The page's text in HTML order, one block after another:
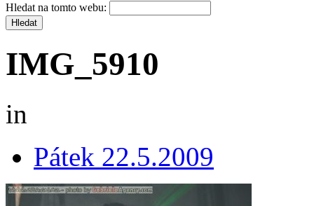
Hledat na tomto webu:
IMG_5910
in
Pátek 22.5.2009